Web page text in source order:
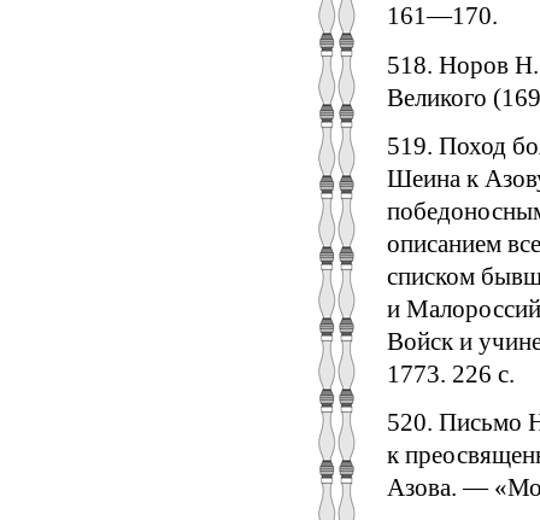
161—170.
518. Норов Н.
Великого
519. Поход
Шеина к
описанием
списком
и
Войск и
1773. 226 с.
520. Письмо
к
Азова. —